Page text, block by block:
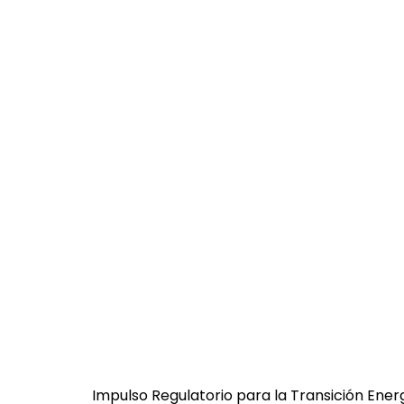
Impulso Regulatorio para la Transición